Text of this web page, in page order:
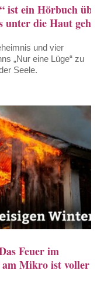
ein Hörbuch über
unter die Haut geht
und vier
„Nur eine Lüge“ zu
Seele.
Feuer im
am Mikro ist voller